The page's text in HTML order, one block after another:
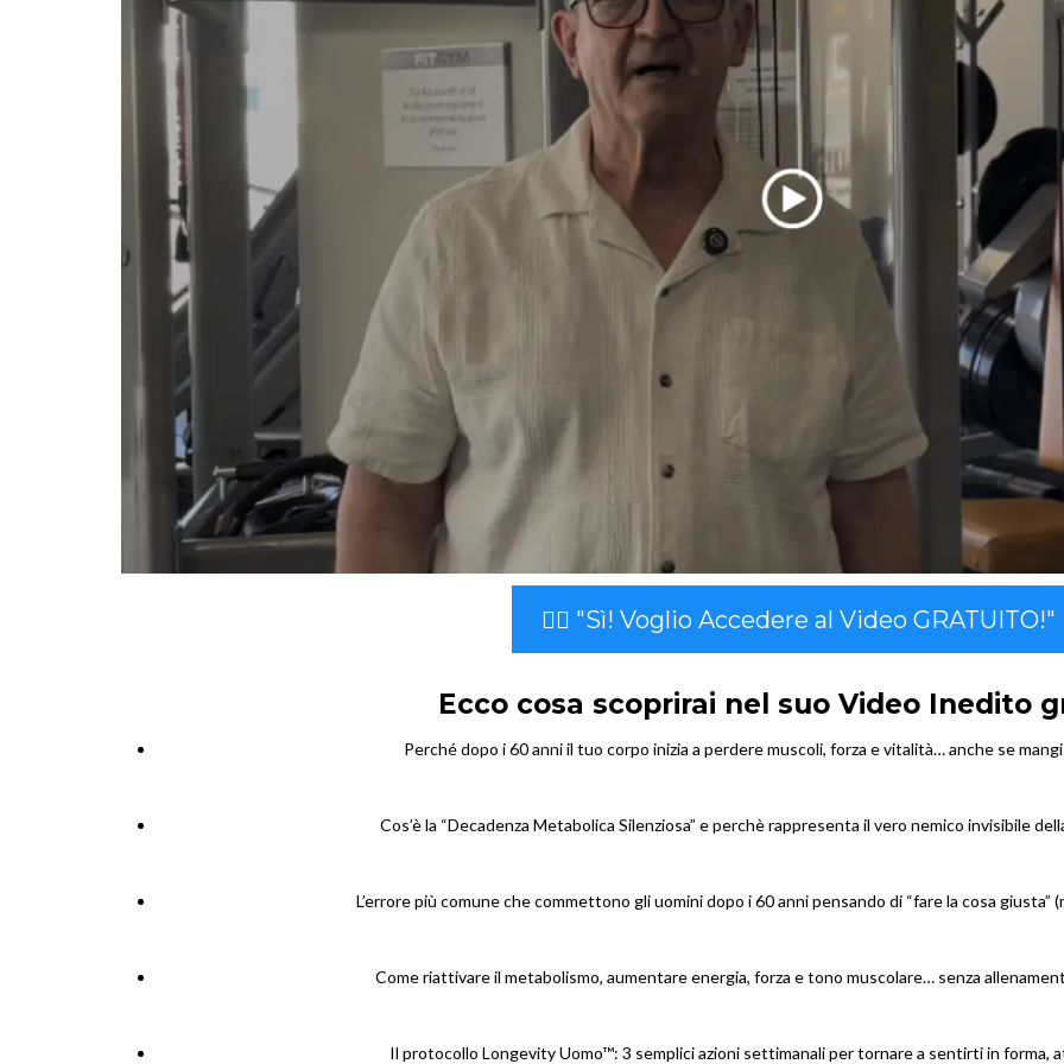
👉🏻 "Sì! Voglio Accedere al Video GRATUITO!"
Ecco cosa scoprirai nel suo Video Inedito
Perché dopo i 60 anni il tuo corpo inizia a perdere muscoli, forza e vitalità… anche se
Cos’è la “Decadenza Metabolica Silenziosa” e perchè rappresenta il vero nemico invisibile
L’errore più comune che commettono gli uomini dopo i 60 anni pensando di “fare la cosa giusta”
Come riattivare il metabolismo, aumentare energia, forza e tono muscolare… senza
Il protocollo Longevity Uomo™: 3 semplici azioni settimanali per tornare a sentirti in forma,